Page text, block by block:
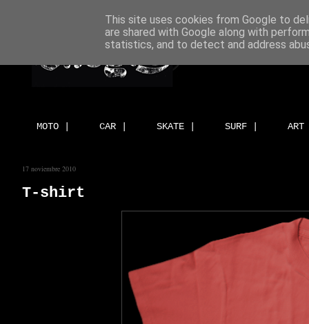
MOTO | CAR | SKATE | SURF |
17 noviembre 2010
T-shirt
This site uses cookies from Google to
are shared with Google along with
statistics, and to detect and address